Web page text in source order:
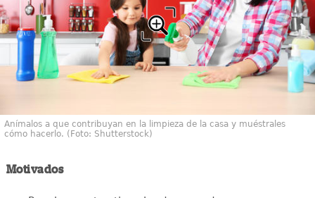
Anímalos a que contribuyan en la limpieza de la casa y muéstrales
cómo hacerlo. (Foto: Shutterstock)
Motivados